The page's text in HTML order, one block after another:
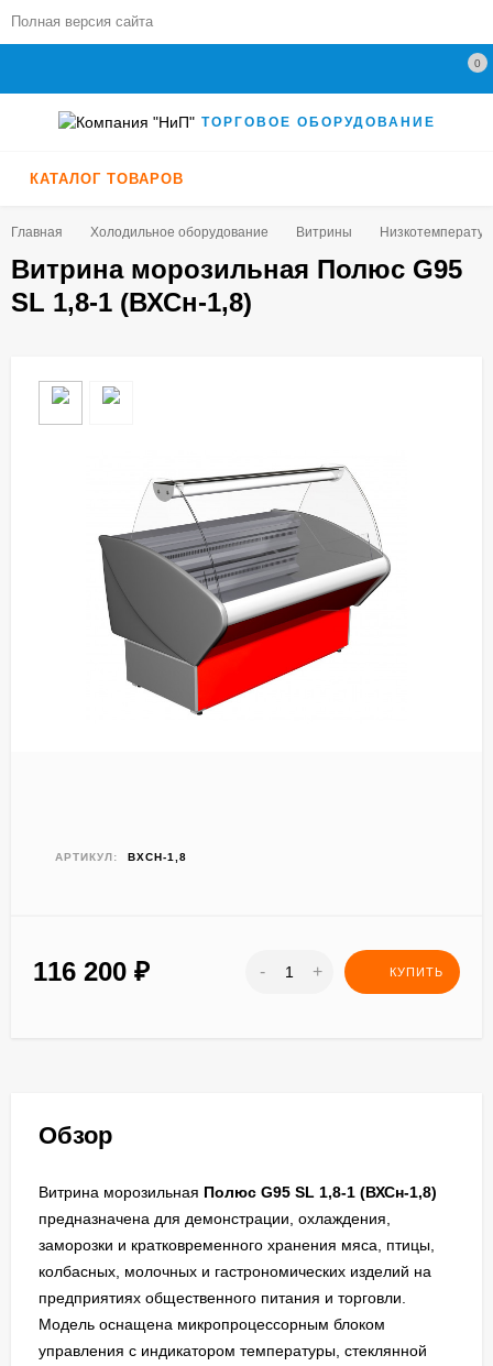
Полная версия сайта
0
ТОРГОВОЕ ОБОРУДОВАНИЕ
КАТАЛОГ ТОВАРОВ
Главная Холодильное оборудование Витрины
Витрина морозильная Полюс G95
SL 1,8-1 (ВХСн-1,8)
АРТИКУЛ: ВХСН-1,8
116 200 ₽ - + КУПИТЬ
Обзор
Витрина морозильная Полюс G95 SL 1,8-1 (ВХСн-1,8)
предназначена для демонстрации, охлаждения,
заморозки и кратковременного хранения мяса, птицы,
колбасных, молочных и гастрономических изделий на
предприятиях общественного питания и торговли.
Модель оснащена микропроцессорным блоком
управления с индикатором температуры, стеклянной